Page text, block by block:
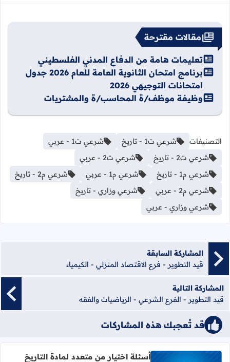
مقالات مقترحة
تعليمات هامة من الدفاع المدني الفلسطيني
برنامج امتحان الثانوية العامة للعام 2026 جدول
امتحانات التوجيهي 2026
وظيفة موظف/ة المحاسب/ة والمشتريات
التصنيفات شرعي ت1 - تاريخ
شرعي ت1 - عربي
شرعي ت2 - تاريخ
شرعي ت2 - عربي
شرعي م1 - تاريخ
شرعي م1 - عربي
شرعي م2 - تاريخ
شرعي م2 - عربي
شرعي وزاري - تاريخ
شرعي وزاري - عربي
المشاركة السابقة
قيد التطوير - فرع الاقتصاد المنزلي - الكيمياء
المشاركة التالية
قيد التطوير - الفرع الشرعي - الرياضيات والفقه
قد تُعجبك هذه المشاركات
أسئلة اختيار من متعدد لمادة التاريخ